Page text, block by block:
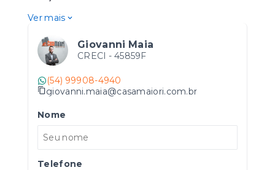
Ver mais
Giovanni Maia
CRECI - 45859F
(54) 99908-4940
giovanni.maia@casamaiori.com.br
Nome
Telefone